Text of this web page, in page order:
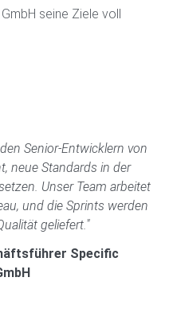
seine Ziele voll
Senior-Entwicklern von
neue Standards in der
Unser Team arbeitet
und die Sprints werden
geliefert."
Specific